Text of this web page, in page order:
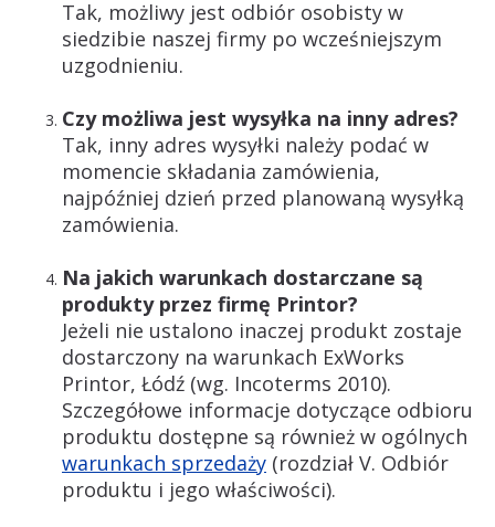
Tak, możliwy jest odbiór osobisty w
siedzibie naszej firmy po wcześniejszym
uzgodnieniu.
Czy możliwa jest wysyłka na inny adres?
Tak, inny adres wysyłki należy podać w
momencie składania zamówienia,
najpóźniej dzień przed planowaną wysyłką
zamówienia.
Na jakich warunkach dostarczane są
produkty przez firmę Printor?
Jeżeli nie ustalono inaczej produkt zostaje
dostarczony na warunkach ExWorks
Printor, Łódź (wg. Incoterms 2010).
Szczegółowe informacje dotyczące odbioru
produktu dostępne są również w ogólnych
warunkach sprzedaży (rozdział V. Odbiór
produktu i jego właściwości).